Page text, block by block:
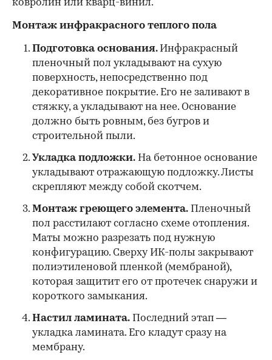
ковролин или кварц-винил.
Монтаж инфракрасного теплого пола
Подготовка основания. Инфракрасный
пленочный пол укладывают на сухую
поверхность, непосредственно под
декоративное покрытие. Его не заливают в
стяжку, а укладывают на нее. Основание
должно быть ровным, без бугров и
строительной пыли.
Укладка подложки. На бетонное основание
укладывают отражающую подложку. Листы
скрепляют между собой скотчем.
Монтаж греющего элемента. Пленочный
пол расстилают согласно схеме отопления.
Маты можно разрезать под нужную
конфигурацию. Сверху ИК-полы закрывают
полиэтиленовой пленкой (мембраной),
которая защитит его от протечек снаружи и
короткого замыкания.
Настил ламината. Последний этап —
укладка ламината. Его кладут сразу на
мембрану.